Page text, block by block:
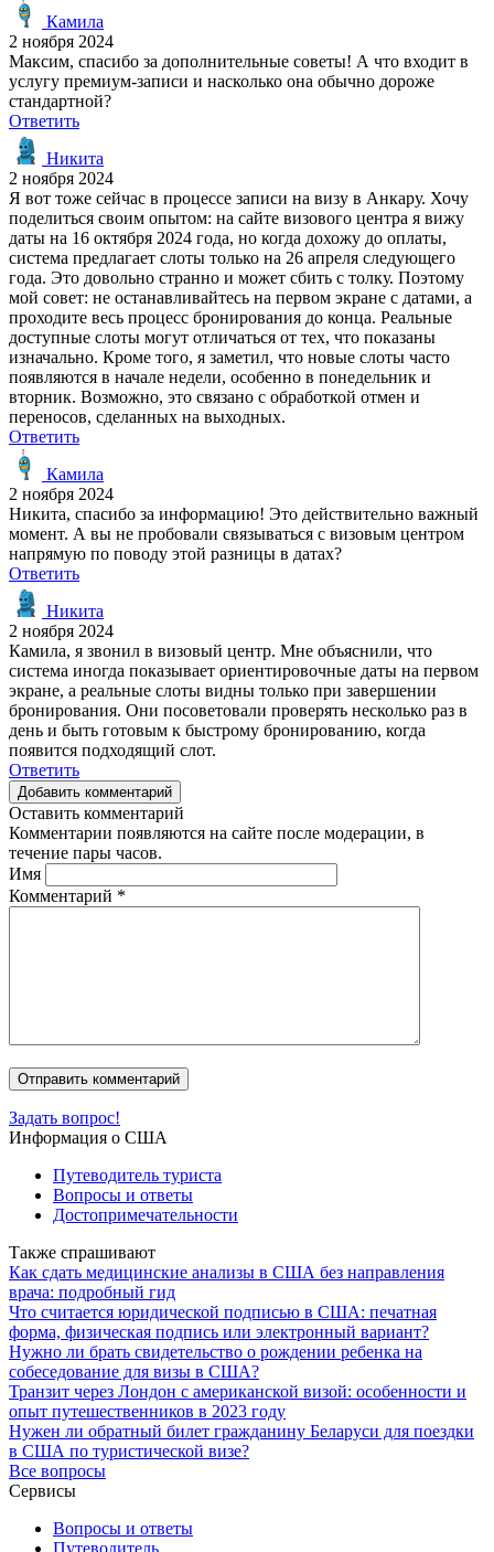
Камила
2 ноября 2024
Максим, спасибо за дополнительные советы! А что входит в
услугу премиум-записи и насколько она обычно дороже
стандартной?
Ответить
Никита
2 ноября 2024
Я вот тоже сейчас в процессе записи на визу в Анкару. Хочу
поделиться своим опытом: на сайте визового центра я вижу
даты на 16 октября 2024 года, но когда дохожу до оплаты,
система предлагает слоты только на 26 апреля следующего
года. Это довольно странно и может сбить с толку. Поэтому
мой совет: не останавливайтесь на первом экране с датами, а
проходите весь процесс бронирования до конца. Реальные
доступные слоты могут отличаться от тех, что показаны
изначально. Кроме того, я заметил, что новые слоты часто
появляются в начале недели, особенно в понедельник и
вторник. Возможно, это связано с обработкой отмен и
переносов, сделанных на выходных.
Ответить
Камила
2 ноября 2024
Никита, спасибо за информацию! Это действительно важный
момент. А вы не пробовали связываться с визовым центром
напрямую по поводу этой разницы в датах?
Ответить
Никита
2 ноября 2024
Камила, я звонил в визовый центр. Мне объяснили, что
система иногда показывает ориентировочные даты на первом
экране, а реальные слоты видны только при завершении
бронирования. Они посоветовали проверять несколько раз в
день и быть готовым к быстрому бронированию, когда
появится подходящий слот.
Ответить
Добавить комментарий
Оставить комментарий
Комментарии появляются на сайте после модерации, в
течение пары часов.
Имя
Комментарий *
Задать вопрос!
Информация о США
Путеводитель туриста
Вопросы и ответы
Достопримечательности
Также спрашивают
Как сдать медицинские анализы в США без направления
врача: подробный гид
Что считается юридической подписью в США: печатная
форма, физическая подпись или электронный вариант?
Нужно ли брать свидетельство о рождении ребенка на
собеседование для визы в США?
Транзит через Лондон с американской визой: особенности и
опыт путешественников в 2023 году
Нужен ли обратный билет гражданину Беларуси для поездки
в США по туристической визе?
Все вопросы
Сервисы
Вопросы и ответы
Путеводитель